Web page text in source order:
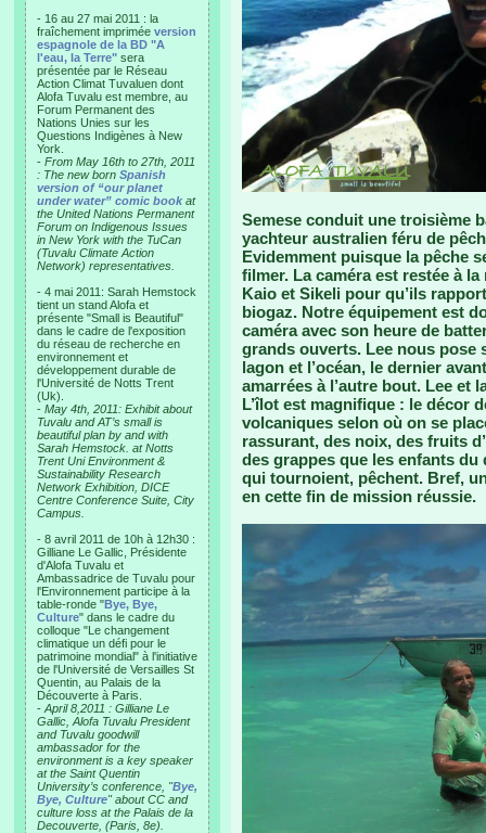
- 16 au 27 mai 2011 : la
fraîchement imprimée version
espagnole de la BD "A
l'eau, la Terre" sera
présentée par le Réseau
Action Climat Tuvaluen dont
Alofa Tuvalu est membre, au
Forum Permanent des
Nations Unies sur les
Questions Indigènes à New
York.
- From May 16th to 27th, 2011
: The new born Spanish
version of “our planet
under water” comic book at
the United Nations Permanent
Forum on Indigenous Issues
in New York with the TuCan
(Tuvalu Climate Action
Network) representatives.
- 4 mai 2011: Sarah Hemstock
tient un stand Alofa et
présente "Small is Beautiful"
dans le cadre de l'exposition
du réseau de recherche en
environnement et
développement durable de
l'Université de Notts Trent
(Uk).
- May 4th, 2011: Exhibit about
Tuvalu and AT’s small is
beautiful plan by and with
Sarah Hemstock. at Notts
Trent Uni Environment &
Sustainability Research
Network Exhibition, DICE
Centre Conference Suite, City
Campus.
- 8 avril 2011 de 10h à 12h30 :
Gilliane Le Gallic, Présidente
d'Alofa Tuvalu et
Ambassadrice de Tuvalu pour
l'Environnement participe à la
table-ronde "Bye, Bye,
Culture" dans le cadre du
colloque "Le changement
climatique un défi pour le
patrimoine mondial" à l'initiative
de l'Université de Versailles St
Quentin, au Palais de la
Découverte à Paris.
- April 8,2011 : Gilliane Le
Gallic, Alofa Tuvalu President
and Tuvalu goodwill
ambassador for the
environment is a key speaker
at the Saint Quentin
University’s conference, "Bye,
Bye, Culture" about CC and
culture loss at the Palais de la
Decouverte, (Paris, 8e).
Semese conduit une troisième
yachteur australien féru de
Evidemment puisque la pêche
filmer. La caméra est restée à
Kaio et Sikeli pour qu’ils
biogaz. Notre équipement est
caméra avec son heure de
grands ouverts. Lee nous pose
lagon et l’océan, le dernier
amarrées à l’autre bout. Lee et
L’îlot est magnifique : le décor
volcaniques selon où on se
rassurant, des noix, des fruits
des grappes que les enfants
qui tournoient, pêchent. Bref,
en cette fin de mission réussie.